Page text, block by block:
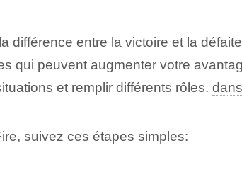
entre la victoire et la
qui peuvent augmenter votre
et remplir différents rôles.
,‍ suivez ces étapes simples: